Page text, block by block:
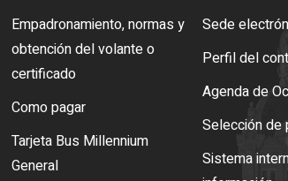
Empadronamiento, normas y
obtención del volante o
certificado
Como pagar
Tarjeta Bus Millennium
General
Sede
Perfil del
Agenda de
Selección de
Sistema